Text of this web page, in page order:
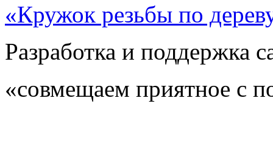
«Кружок резьбы по
Разработка и поддержка
«совмещаем приятное с